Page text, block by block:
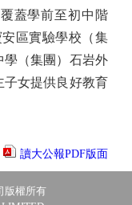
蓋學前至初中階
區實驗學校（集
學（集團）石岩外
子女提供良好教育
讀大公報PDF版面
版權所有